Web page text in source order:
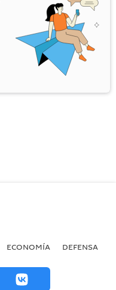
ECONOMÍA DEFENSA